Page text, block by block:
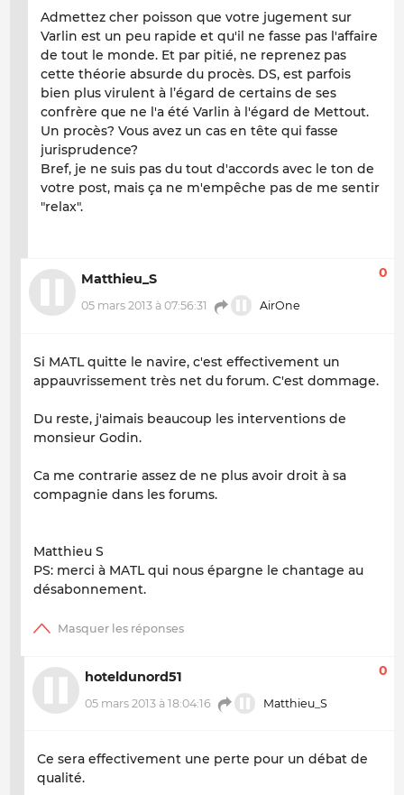
Admettez cher poisson que votre jugement sur
Varlin est un peu rapide et qu'il ne fasse pas l'affaire
de tout le monde. Et par pitié, ne reprenez pas
cette théorie absurde du procès. DS, est parfois
bien plus virulent à l’égard de certains de ses
confrère que ne l'a été Varlin à l'égard de Mettout.
Un procès? Vous avez un cas en tête qui fasse
jurisprudence?
Bref, je ne suis pas du tout d'accords avec le ton de
votre post, mais ça ne m'empêche pas de me sentir
"relax".
Matthieu_S
05 mars 2013 à 07:56:31 AirOne
0
Si MATL quitte le navire, c'est effectivement un
appauvrissement très net du forum. C'est dommage.
Du reste, j'aimais beaucoup les interventions de
monsieur Godin.
Ca me contrarie assez de ne plus avoir droit à sa
compagnie dans les forums.
Matthieu S
PS: merci à MATL qui nous épargne le chantage au
désabonnement.
hoteldunord51
05 mars 2013 à 18:04:16 Matthieu_S
0
Ce sera effectivement une perte pour un débat de
qualité.